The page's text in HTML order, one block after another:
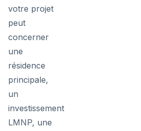
votre projet
peut
concerner
une
résidence
principale,
un
investissement
LMNP, une